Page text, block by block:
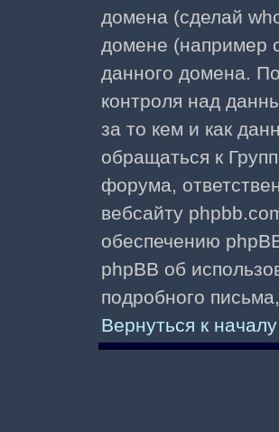
домена (сделай
домене (например
данного домена.
контроля над
за то кем и как
обращаться к
форума,
вебсайту
обеспечению
phpBB об
подробного
Вернуться к началу